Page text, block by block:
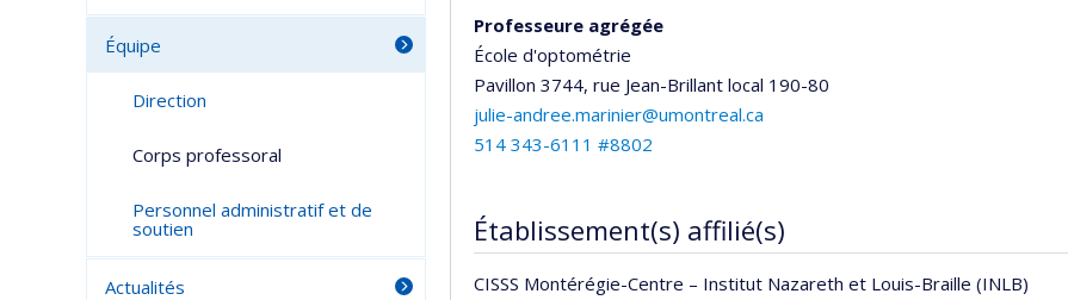
Professeure agrégée
École d'optométrie
Pavillon 3744, rue Jean-Brillant local 190-80
julie-andree.marinier@umontreal.ca
514 343-6111 #8802
Établissement(s) affilié(s)
CISSS Montérégie-Centre – Institut Nazareth et Louis-Braille (INLB)
Équipe
Direction
Corps professoral
Personnel administratif et de
soutien
Actualités